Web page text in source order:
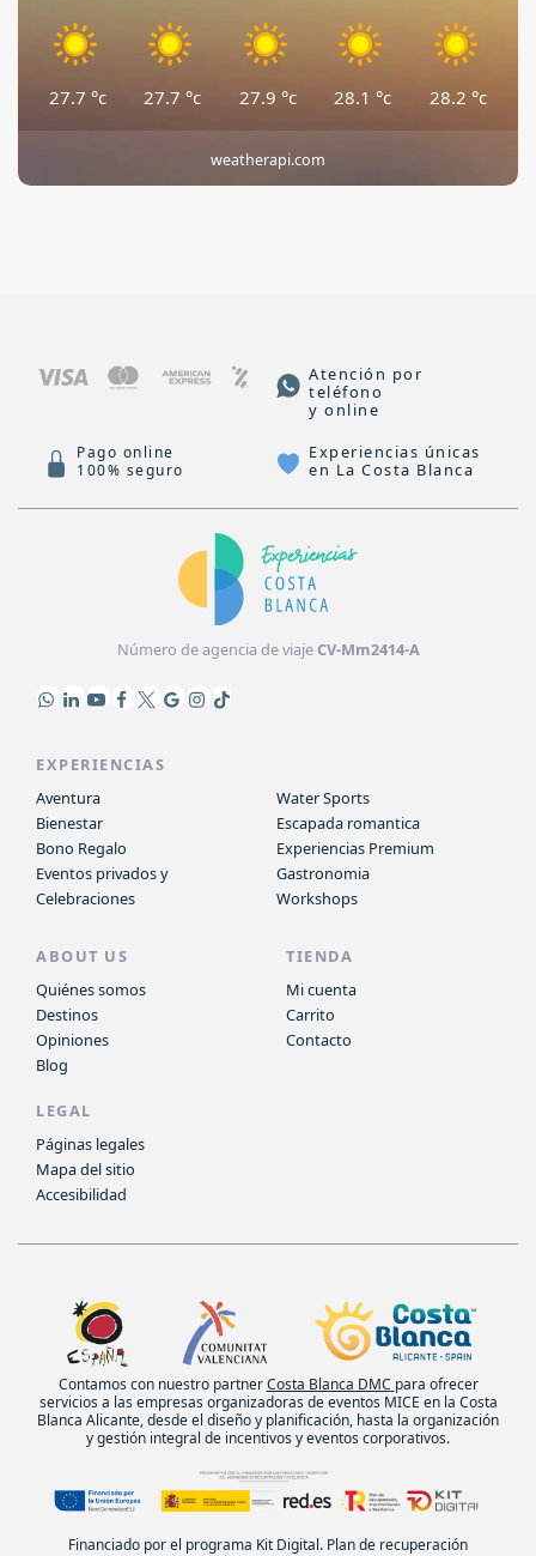
27.7 °c 27.7 °c 27.9 °c 28.1 °c 28.2 °c
weatherapi.com
Atención por
teléfono
y online
Pago online
100% seguro
Experiencias únicas
en La Costa Blanca
Número de agencia de viajeCV-Mm2414-A
EXPERIENCIAS
Aventura
Bienestar
Bono Regalo
Eventos privados y
Celebraciones
Water Sports
Escapada romantica
Experiencias Premium
Gastronomia
Workshops
ABOUT US
Quiénes somos
Destinos
Opiniones
Blog
TIENDA
Mi cuenta
Carrito
Contacto
LEGAL
Páginas legales
Mapa del sitio
Accesibilidad
Contamos con nuestro partnerCosta Blanca DMC para ofrecer
servicios a las empresas organizadoras de eventos MICE en la Costa
Blanca Alicante, desde el diseño y planificación, hasta la organización
y gestión integral de incentivos y eventos corporativos.
Financiado por el programa Kit Digital. Plan de recuperación